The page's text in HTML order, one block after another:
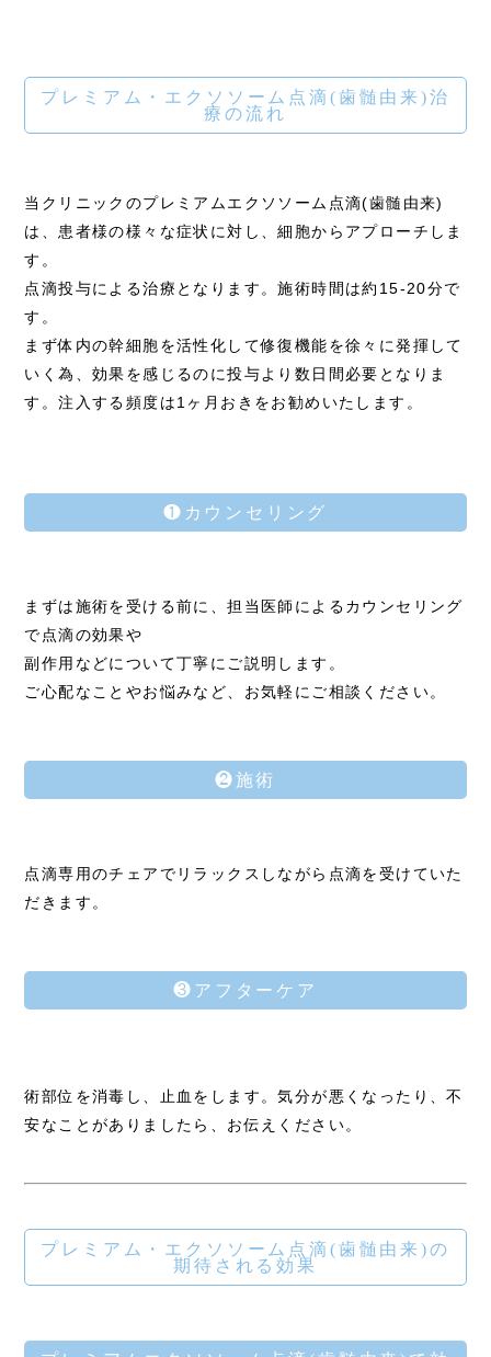
プレミアム・エクソソーム点滴(歯髄由来)治
療の流れ
当クリニックのプレミアムエクソソーム点滴(歯髄由来)
は、患者様の様々な症状に対し、細胞からアプローチしま
す。
点滴投与による治療となります。施術時間は約15-20分で
す。
まず体内の幹細胞を活性化して修復機能を徐々に発揮して
いく為、効果を感じるのに投与より数日間必要となりま
す。注入する頻度は1ヶ月おきをお勧めいたします。
❶カウンセリング
まずは施術を受ける前に、担当医師によるカウンセリング
で点滴の効果や
副作用などについて丁寧にご説明します。
ご心配なことやお悩みなど、お気軽にご相談ください。
❷施術
点滴専用のチェアでリラックスしながら点滴を受けていた
だきます。
❸アフターケア
術部位を消毒し、止血をします。気分が悪くなったり、不
安なことがありましたら、お伝えください。
プレミアム・エクソソーム点滴(歯髄由来)の
期待される効果